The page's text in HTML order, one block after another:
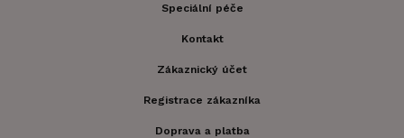
Speciální péče
Kontakt
Zákaznický účet
Registrace zákazníka
Doprava a platba